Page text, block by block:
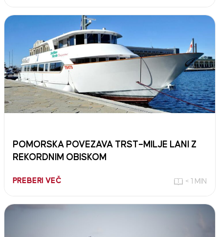
POMORSKA POVEZAVA TRST–MILJE LANI Z
REKORDNIM OBISKOM
PREBERI VEČ < 1 MIN